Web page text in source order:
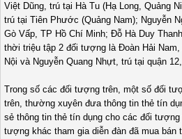
Việt Dũng, trú tại Hà Tu (Hạ Long, Quảng
trú tại Tiên Phước (Quảng Nam); Nguyễn
Gò Vấp, TP Hồ Chí Minh; Đỗ Hà Duy
thời triệu tập 2 đối tượng là Đoàn Hải
Nội và Nguyễn Quang Nhựt, trú tại quận
Trong số các đối tượng trên, một số đối
trên, thường xuyên đưa thông tin thẻ tín
sẻ thông tin thẻ tín dụng cho các đối tượng
tượng khác tham gia diễn đàn đã mua bán